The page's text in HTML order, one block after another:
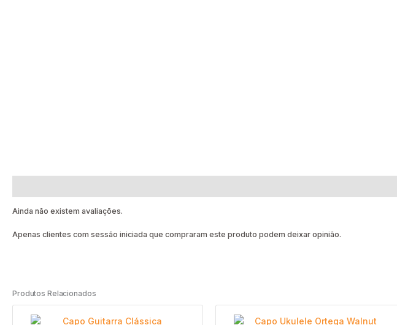
Ainda não existem avaliações.
Apenas clientes com sessão iniciada que compraram este produto podem deixar opinião.
Produtos Relacionados